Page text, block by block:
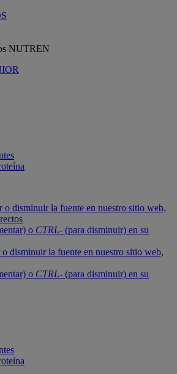
NUTREN
o disminuir la fuente en nuestro sitio web,
o CTRL- (para disminuir) en su
o disminuir la fuente en nuestro sitio web,
o CTRL- (para disminuir) en su